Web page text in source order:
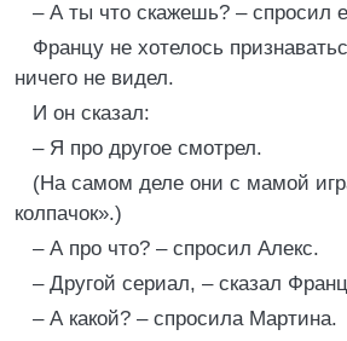
– А ты что скажешь? – спросил
Францу не хотелось
ничего не видел.
И он сказал:
– Я про другое смотрел.
(На самом деле они с мамой
колпачок».)
– А про что? – спросил Алекс.
– Другой сериал, – сказал
– А какой? – спросила Мартина.